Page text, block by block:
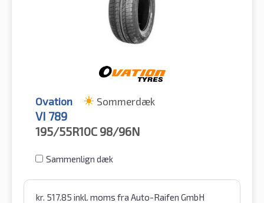
Ovation Sommerdæk
VI 789
195/55R10C 98/96N
Sammenlign dæk
kr. 517.85 inkl. moms fra Auto-Raifen GmbH